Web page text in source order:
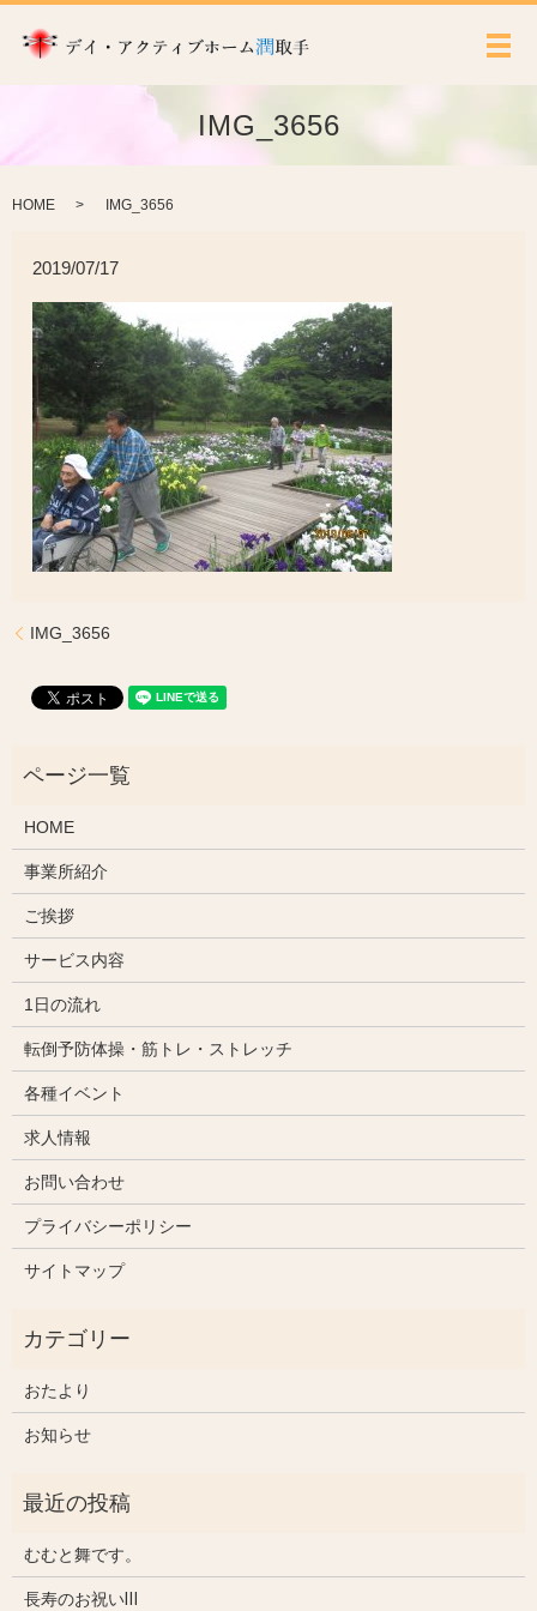
メ
IMG_3656
HOME IMG_3656
2019/07/17
IMG_3656
HOME
事業所紹介
ご挨拶
サービス内容
1日の流れ
転倒予防体操・筋トレ・ストレッチ
各種イベント
求人情報
お問い合わせ
プライバシーポリシー
サイトマップ
おたより
お知らせ
むむと舞です。
長寿のお祝いⅢ